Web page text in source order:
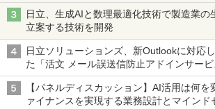
日立、生成AIと数理最適化技術で製造業の
立案する技術を開発
日立ソリューションズ、新Outlookに対応
た「活文 メール誤送信防止アドインサー
【パネルディスカッション】AI活用は何
ァイナンスを実現する業務設計とマインド